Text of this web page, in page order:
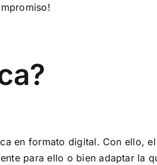
en formato digital. Con ello,
para ello o bien adaptar la